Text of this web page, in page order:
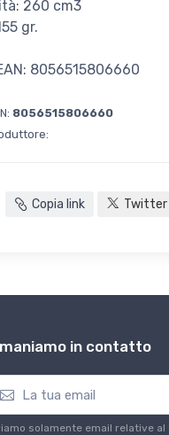
260 cm3
gr.
8056515806660
8056515806660
Copia link Twitter
in contatto
solamente email relative